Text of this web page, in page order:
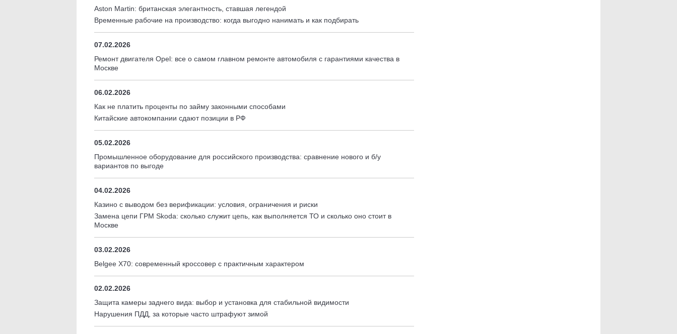
Aston Martin: британская элегантность, ставшая легендой
Временные рабочие на производство: когда выгодно нанимать и как подбирать
07.02.2026
Ремонт двигателя Opel: все о самом главном ремонте автомобиля с гарантиями качества в
Москве
06.02.2026
Как не платить проценты по займу законными способами
Китайские автокомпании сдают позиции в РФ
05.02.2026
Промышленное оборудование для российского производства: сравнение нового и б/у
вариантов по выгоде
04.02.2026
Казино с выводом без верификации: условия, ограничения и риски
Замена цепи ГРМ Skoda: сколько служит цепь, как выполняется ТО и сколько оно стоит в
Москве
03.02.2026
Belgee X70: современный кроссовер с практичным характером
02.02.2026
Защита камеры заднего вида: выбор и установка для стабильной видимости
Нарушения ПДД, за которые часто штрафуют зимой